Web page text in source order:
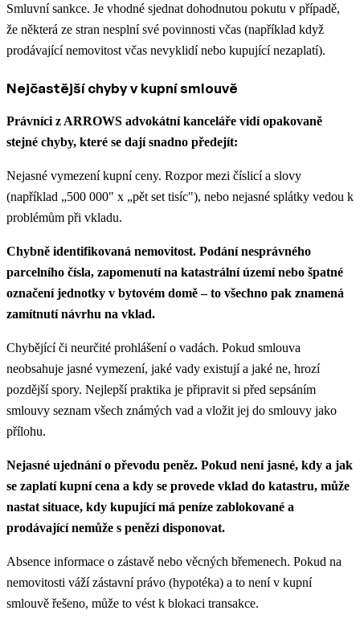
Smluvní sankce. Je vhodné sjednat dohodnutou pokutu v případě,
že některá ze stran nesplní své povinnosti včas (například když
prodávající nemovitost včas nevyklidí nebo kupující nezaplatí).
Nejčastější chyby v kupní smlouvě
Právníci z ARROWS advokátní kanceláře vidí opakovaně
stejné chyby, které se dají snadno předejít:
Nejasné vymezení kupní ceny. Rozpor mezi číslicí a slovy
(například „500 000" x „pět set tisíc"), nebo nejasné splátky vedou k
problémům při vkladu.
Chybně identifikovaná nemovitost. Podání nesprávného
parcelního čísla, zapomenutí na katastrální území nebo špatné
označení jednotky v bytovém domě – to všechno pak znamená
zamítnutí návrhu na vklad.
Chybějící či neurčité prohlášení o vadách. Pokud smlouva
neobsahuje jasné vymezení, jaké vady existují a jaké ne, hrozí
pozdější spory. Nejlepší praktika je připravit si před sepsáním
smlouvy seznam všech známých vad a vložit jej do smlouvy jako
přílohu.
Nejasné ujednání o převodu peněz. Pokud není jasné, kdy a jak
se zaplatí kupní cena a kdy se provede vklad do katastru, může
nastat situace, kdy kupující má peníze zablokované a
prodávající nemůže s penězi disponovat.
Absence informace o zástavě nebo věcných břemenech. Pokud na
nemovitosti váží zástavní právo (hypotéka) a to není v kupní
smlouvě řešeno, může to vést k blokaci transakce.